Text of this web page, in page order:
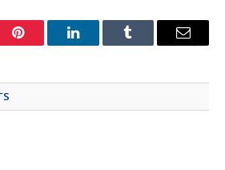
Pinterest LinkedInTumblr
E-